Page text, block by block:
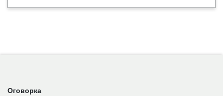
Оговорка